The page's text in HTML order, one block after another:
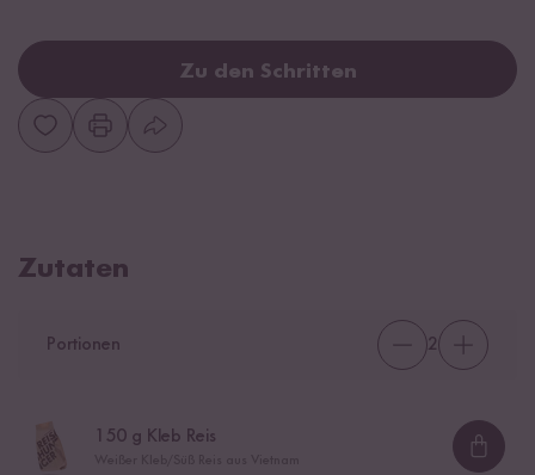
Zu den Schritten
Zutaten
Portionen 2
150 g Kleb Reis